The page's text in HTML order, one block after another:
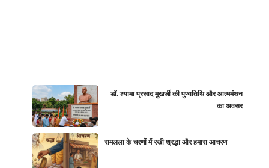
डॉ. श्यामा प्रसाद मुखर्जी की पुण्यतिथि और आत्ममंथन
का अवसर
रामलला के चरणों में रखी श्रद्धा और हमारा आचरण